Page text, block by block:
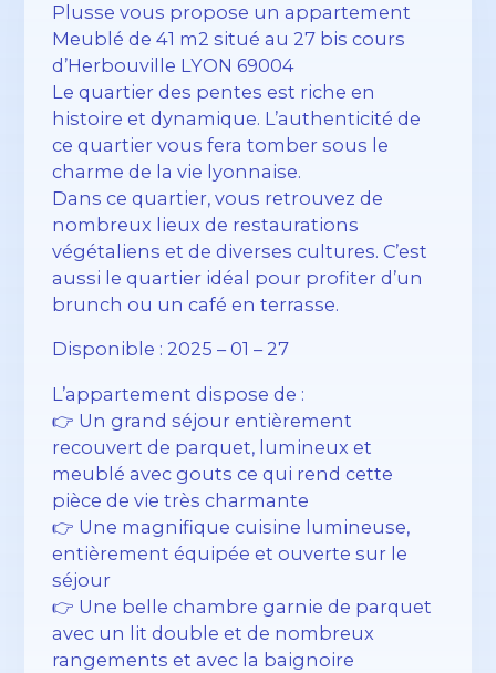
Plusse vous propose un appartement
Meublé de 41 m2 situé au 27 bis cours
d’Herbouville LYON 69004
Le quartier des pentes est riche en
histoire et dynamique. L’authenticité de
ce quartier vous fera tomber sous le
charme de la vie lyonnaise.
Dans ce quartier, vous retrouvez de
nombreux lieux de restaurations
végétaliens et de diverses cultures. C’est
aussi le quartier idéal pour profiter d’un
brunch ou un café en terrasse.
Disponible : 2025 – 01 – 27
L’appartement dispose de :
👉 Un grand séjour entièrement
recouvert de parquet, lumineux et
meublé avec gouts ce qui rend cette
pièce de vie très charmante
👉 Une magnifique cuisine lumineuse,
entièrement équipée et ouverte sur le
séjour
👉 Une belle chambre garnie de parquet
avec un lit double et de nombreux
rangements et avec la baignoire